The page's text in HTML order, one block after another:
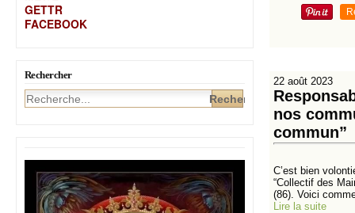
GETTR
FACEBOOK
Rechercher
22 août 2023
nos
commun”
C’est bien
“Collectif des
(86). Voici
Lire la suite